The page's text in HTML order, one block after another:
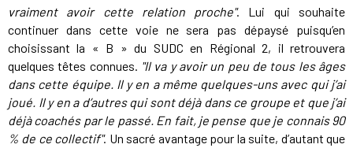
vraiment avoir cette relation proche". Lui qui souhaite
continuer dans cette voie ne sera pas dépaysé puisqu’en
choisissant la « B » du SUDC en Régional 2, il retrouvera
quelques têtes connues. "Il va y avoir un peu de tous les âges
dans cette équipe. Il y en a même quelques-uns avec qui j’ai
joué. Il y en a d’autres qui sont déjà dans ce groupe et que j’ai
déjà coachés par le passé. En fait, je pense que je connais 90
% de ce collectif". Un sacré avantage pour la suite, d’autant que